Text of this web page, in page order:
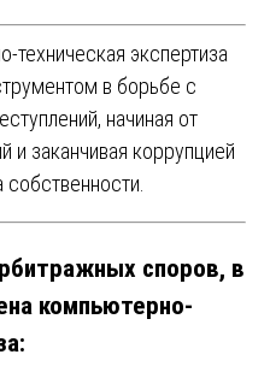
экспертиза
в борьбе с
начиная от
и заканчивая коррупцией
собственности.
споров, в
компьютерно-